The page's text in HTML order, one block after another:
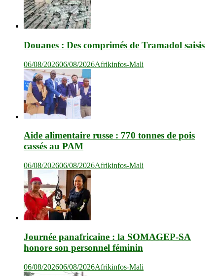
Douanes : Des comprimés de Tramadol saisis
06/08/202606/08/2026Afrikinfos-Mali
Aide alimentaire russe : 770 tonnes de pois
cassés au PAM
06/08/202606/08/2026Afrikinfos-Mali
Journée panafricaine : la SOMAGEP-SA
honore son personnel féminin
06/08/202606/08/2026Afrikinfos-Mali